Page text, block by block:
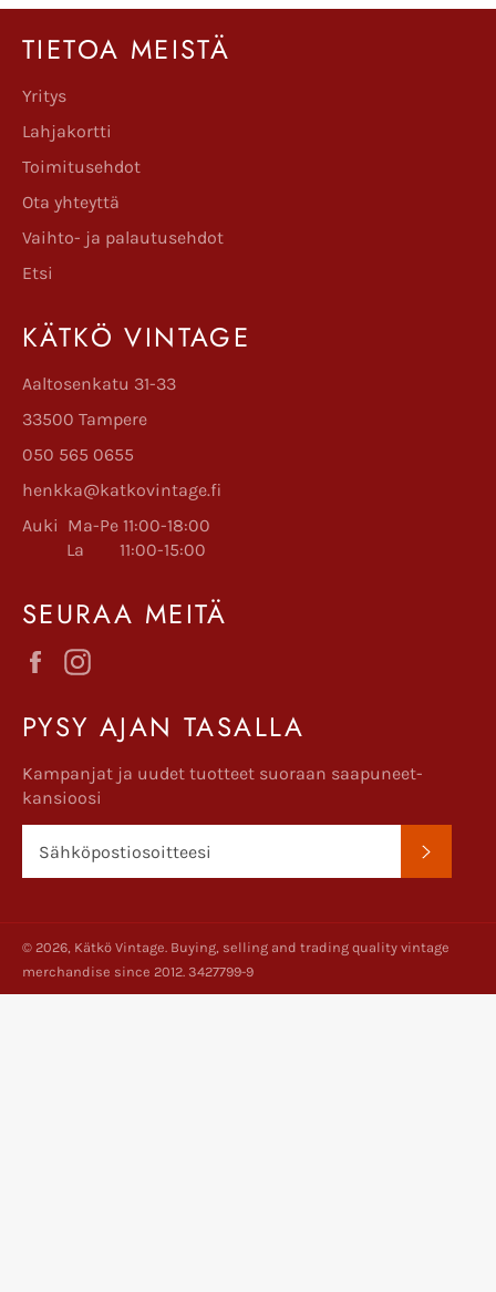
TIETOA MEISTÄ
Yritys
Lahjakortti
Toimitusehdot
Ota yhteyttä
Vaihto- ja palautusehdot
Etsi
KÄTKÖ VINTAGE
Aaltosenkatu 31-33
33500 Tampere
050 565 0655
henkka@katkovintage.fi
Auki Ma-Pe 11:00-18:00
La 11:00-15:00
SEURAA MEITÄ
Facebook
PYSY AJAN TASALLA
Kampanjat ja uudet tuotteet suoraan saapuneet-
kansioosi
© 2026, Kätkö Vintage. Buying, selling and trading quality vintage
merchandise since 2012. 3427799-9